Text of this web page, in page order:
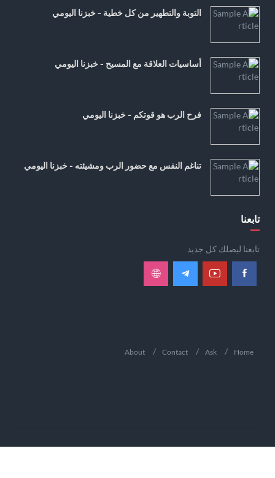
التوبة والتطهير من كل خطية - خبزنا اليومي
أساسيات العلاقة مع المسيح - خبزنا اليومي
فرح الرب هو قوتكم - خبزنا اليومي
تناغم النفس مع حضور الرب ومشيئته - خبزنا اليومي
تابعنا
تابعنا ليصلك كل جديد
Home
Ask
Contact
About